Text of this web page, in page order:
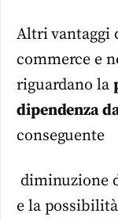
Altri vantaggi
commerce e
riguardano la
dipendenza
conseguente
diminuzione
e la